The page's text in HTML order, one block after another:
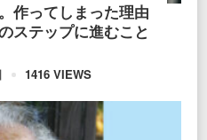
作ってしまった理由
ステップに進むこと
1416 VIEWS